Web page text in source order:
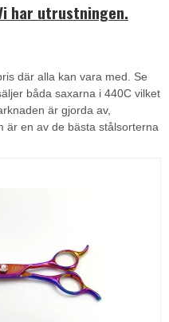
har utrustningen.
där alla kan vara med. Se
båda saxarna i 440C vilket
är gjorda av,
är en av de bästa stålsorterna